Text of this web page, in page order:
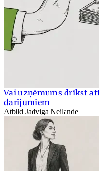
Vai uzņēmums drīkst
darījumiem
Atbild Jadviga Neilande